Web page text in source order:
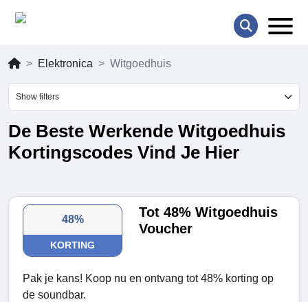
Elektronica Witgoedhuis
Show filters
De Beste Werkende Witgoedhuis
Kortingscodes Vind Je Hier
48%
KORTING
Tot 48% Witgoedhuis
Voucher
Pak je kans! Koop nu en ontvang tot 48% korting op
de soundbar.